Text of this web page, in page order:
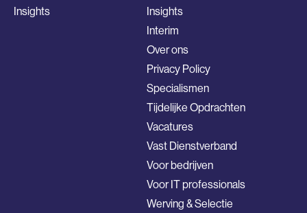
Insights
Insights
Interim
Over ons
Privacy Policy
Specialismen
Tijdelijke Opdrachten
Vacatures
Vast Dienstverband
Voor bedrijven
Voor IT professionals
Werving & Selectie